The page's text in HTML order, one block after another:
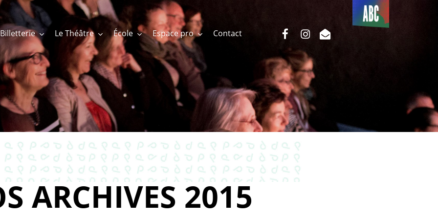
Billetterie Le Théâtre École Espace pro Contact
Du côté
de l’ABC
facebookinstagram
email
ARCHIVES 2015